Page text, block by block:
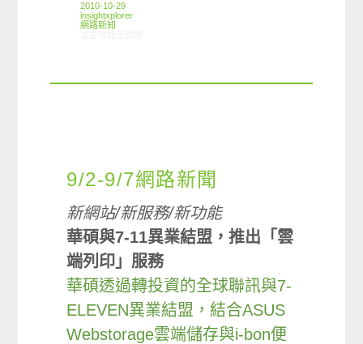
2010-10-29
insightxplorer
網路新知
9/2-9/7網路新聞
新網站/新服務/新功能
華碩與7-11異業結盟，推出「雲
端列印」服務
華碩透過轉投資的全球聯訊與7-
ELEVEN異業結盟，結合ASUS
Webstorage雲端儲存與i-bon便